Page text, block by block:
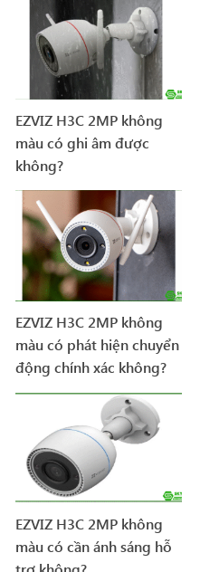
EZVIZ H3C 2MP không
màu có ghi âm được
không?
EZVIZ H3C 2MP không
màu có phát hiện chuyển
động chính xác không?
EZVIZ H3C 2MP không
màu có cần ánh sáng hỗ